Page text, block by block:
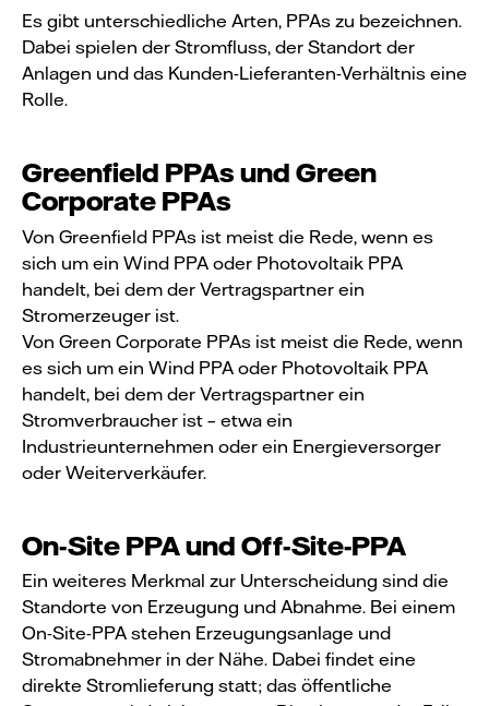
Es gibt unterschiedliche Arten, PPAs zu bezeichnen.
Dabei spielen der Stromfluss, der Standort der
Anlagen und das Kunden-Lieferanten-Verhältnis eine
Rolle.
Greenfield PPAs und Green
Corporate PPAs
Von Greenfield PPAs ist meist die Rede, wenn es
sich um ein Wind PPA oder Photovoltaik PPA
handelt, bei dem der Vertragspartner ein
Stromerzeuger ist.
Von Green Corporate PPAs ist meist die Rede, wenn
es sich um ein Wind PPA oder Photovoltaik PPA
handelt, bei dem der Vertragspartner ein
Stromverbraucher ist – etwa ein
Industrieunternehmen oder ein Energieversorger
oder Weiterverkäufer.
On-Site PPA und Off-Site-PPA
Ein weiteres Merkmal zur Unterscheidung sind die
Standorte von Erzeugung und Abnahme. Bei einem
On-Site-PPA stehen Erzeugungsanlage und
Stromabnehmer in der Nähe. Dabei findet eine
direkte Stromlieferung statt; das öffentliche